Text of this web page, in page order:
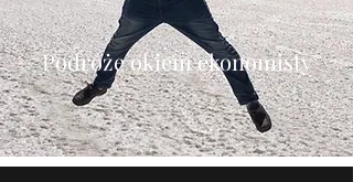
Podróże okiem ekonomisty